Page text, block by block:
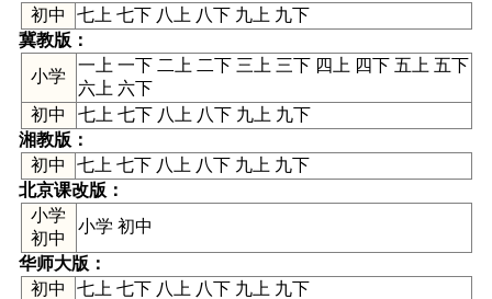
初中
七上 七下 八上 八下 九上 九下
冀教版 ：
小学
一上 一下 二上 二下 三上 三下 四上 四下 五上 五下
六上 六下
初中
七上 七下 八上 八下 九上 九下
湘教版 ：
初中
七上 七下 八上 八下 九上 九下
北京课改版 ：
小学
初中
小学 初中
华师大版 ：
初中
七上 七下 八上 八下 九上 九下